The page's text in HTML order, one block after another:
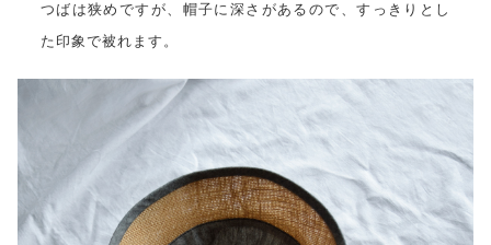
つばは狭めですが、帽子に深さがあるので、すっきりとし
た印象で被れます。